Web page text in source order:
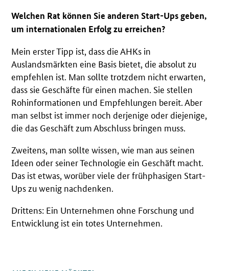
Welchen Rat können Sie anderen Start-Ups geben,
um internationalen Erfolg zu erreichen?
Mein erster Tipp ist, dass die AHKs in
Auslandsmärkten eine Basis bietet, die absolut zu
empfehlen ist. Man sollte trotzdem nicht erwarten,
dass sie Geschäfte für einen machen. Sie stellen
Rohinformationen und Empfehlungen bereit. Aber
man selbst ist immer noch derjenige oder diejenige,
die das Geschäft zum Abschluss bringen muss.
Zweitens, man sollte wissen, wie man aus seinen
Ideen oder seiner Technologie ein Geschäft macht.
Das ist etwas, worüber viele der frühphasigen Start-
Ups zu wenig nachdenken.
Drittens: Ein Unternehmen ohne Forschung und
Entwicklung ist ein totes Unternehmen.